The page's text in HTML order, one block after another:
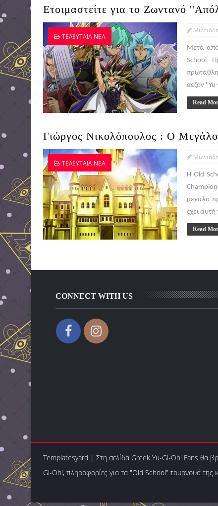
Ετοιμαστείτε για το Ζωντανό
ΤΕΛΕΥΤΑΙΑ ΝΕΑ
Μετά από
School
σεζόν
Read
Γιώργος Νικολόπουλος : Ο
ΤΕΛΕΥΤΑΙΑ ΝΕΑ
Η Old
μεγάλο
έχει
Read
CONNECT WITH US
Templatesyard | Στη σελίδα Greek Yu-Gi-Oh! Fans θα
Gi-Oh!, πληροφορίες για τα "Old School" τoυρνουά της